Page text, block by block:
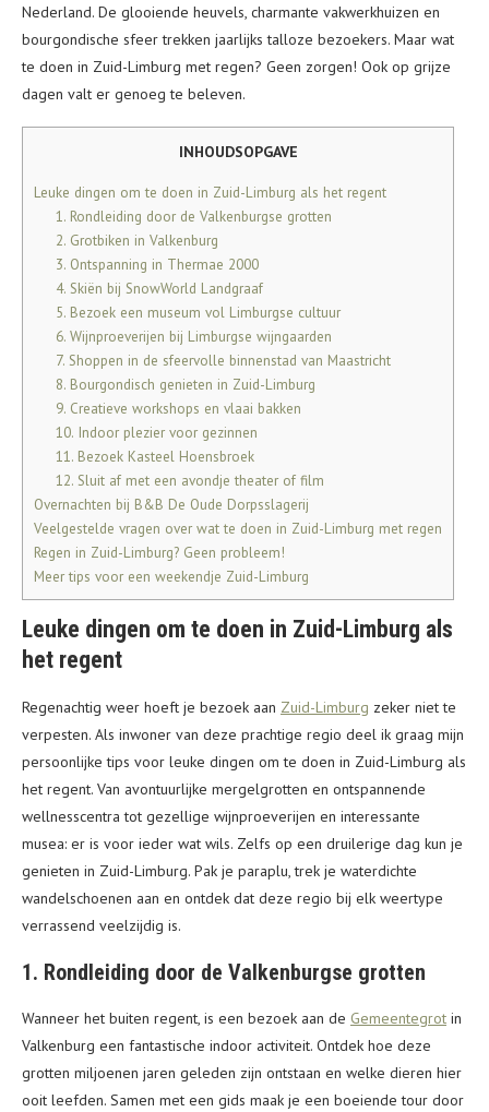
Nederland. De glooiende heuvels, charmante vakwerkhuizen en
bourgondische sfeer trekken jaarlijks talloze bezoekers. Maar wat
te doen in Zuid-Limburg met regen? Geen zorgen! Ook op grijze
dagen valt er genoeg te beleven.
INHOUDSOPGAVE
Leuke dingen om te doen in Zuid-Limburg als het regent
1. Rondleiding door de Valkenburgse grotten
2. Grotbiken in Valkenburg
3. Ontspanning in Thermae 2000
4. Skiën bij SnowWorld Landgraaf
5. Bezoek een museum vol Limburgse cultuur
6. Wijnproeverijen bij Limburgse wijngaarden
7. Shoppen in de sfeervolle binnenstad van Maastricht
8. Bourgondisch genieten in Zuid-Limburg
9. Creatieve workshops en vlaai bakken
10. Indoor plezier voor gezinnen
11. Bezoek Kasteel Hoensbroek
12. Sluit af met een avondje theater of film
Overnachten bij B&B De Oude Dorpsslagerij
Veelgestelde vragen over wat te doen in Zuid-Limburg met regen
Regen in Zuid-Limburg? Geen probleem!
Meer tips voor een weekendje Zuid-Limburg
Leuke dingen om te doen in Zuid-Limburg als
het regent
Regenachtig weer hoeft je bezoek aan Zuid-Limburg zeker niet te
verpesten. Als inwoner van deze prachtige regio deel ik graag mijn
persoonlijke tips voor leuke dingen om te doen in Zuid-Limburg als
het regent. Van avontuurlijke mergelgrotten en ontspannende
wellnesscentra tot gezellige wijnproeverijen en interessante
musea: er is voor ieder wat wils. Zelfs op een druilerige dag kun je
genieten in Zuid-Limburg. Pak je paraplu, trek je waterdichte
wandelschoenen aan en ontdek dat deze regio bij elk weertype
verrassend veelzijdig is.
1. Rondleiding door de Valkenburgse grotten
Wanneer het buiten regent, is een bezoek aan de Gemeentegrot in
Valkenburg een fantastische indoor activiteit. Ontdek hoe deze
grotten miljoenen jaren geleden zijn ontstaan en welke dieren hier
ooit leefden. Samen met een gids maak je een boeiende tour door